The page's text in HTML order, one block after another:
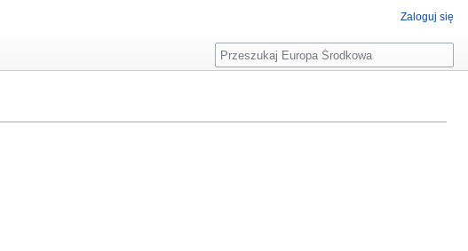
Zaloguj się
Szukaj